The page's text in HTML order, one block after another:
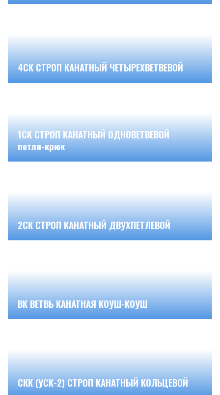
4СК СТРОП КАНАТНЫЙ ЧЕТЫРЕХВЕТВЕВОЙ
1СК СТРОП КАНАТНЫЙ ОДНОВЕТВЕВОЙ
петля-крюк
2СК СТРОП КАНАТНЫЙ ДВУХПЕТЛЕВОЙ
ВК ВЕТВЬ КАНАТНАЯ КОУШ-КОУШ
СКК (УСК-2) СТРОП КАНАТНЫЙ КОЛЬЦЕВОЙ